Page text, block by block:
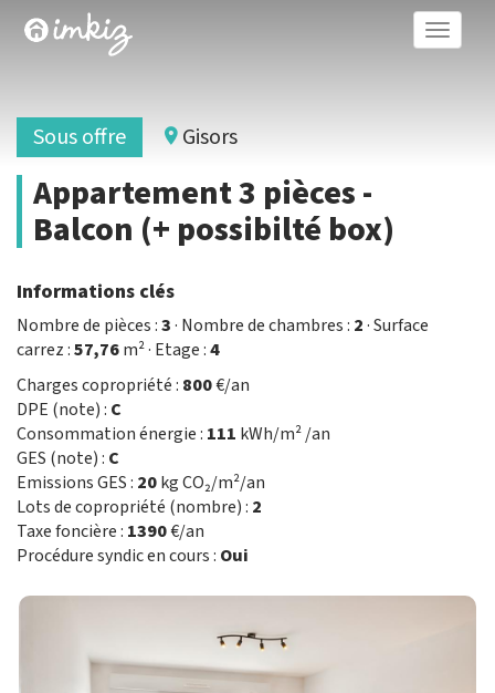
Toggle
Sous offre Gisors
Appartement 3 pièces -
Balcon (+ possibilté box)
Informations clés
Nombre de pièces :3· Nombre de chambres : 2· Surface
carrez :57,76m² · Etage :4
Charges copropriété : 800€/an
DPE (note) : C
Consommation énergie : 111 kWh/m² /an
GES (note) : C
Emissions GES : 20kg CO₂/m²/an
Lots de copropriété (nombre) : 2
Taxe foncière : 1390€/an
Procédure syndic en cours : Oui